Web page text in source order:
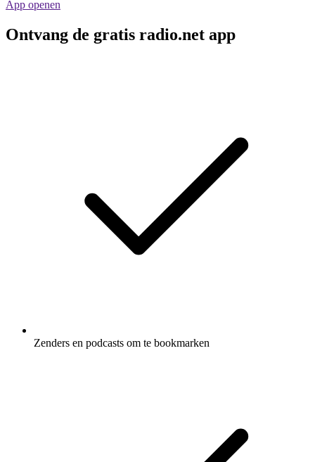
App openen
Ontvang de gratis radio.net app
Zenders en podcasts om te bookmarken